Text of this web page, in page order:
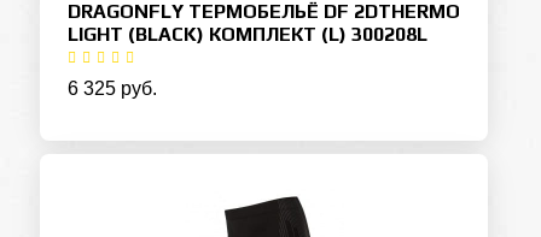
DRAGONFLY ТЕРМОБЕЛЬЁ DF 2DTHERMO
LIGHT (BLACK) КОМПЛЕКТ (L) 300208L
6 325 руб.